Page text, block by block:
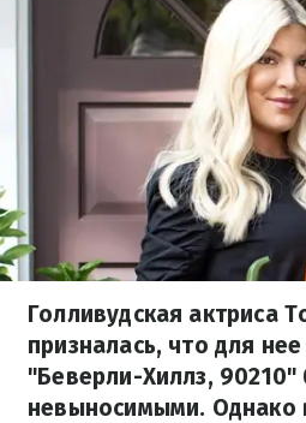
Голливудская актриса
призналась, что для
"Беверли-Хиллз, 90210"
невыносимыми. Однако